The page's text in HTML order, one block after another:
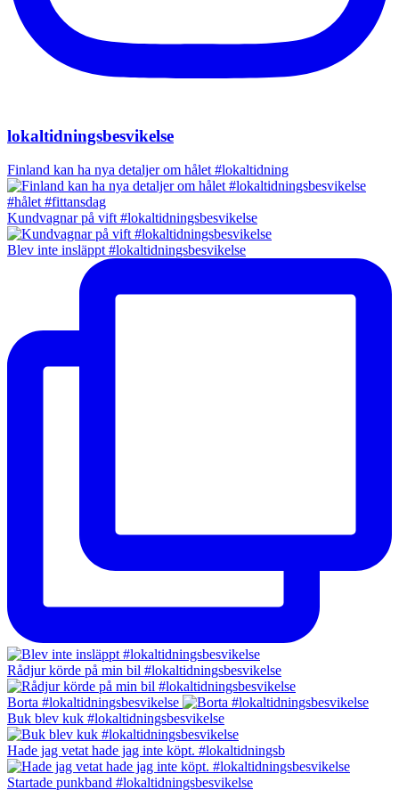
lokaltidningsbesvikelse
Finland kan ha nya detaljer om hålet #lokaltidning
Kundvagnar på vift #lokaltidningsbesvikelse
Blev inte insläppt #lokaltidningsbesvikelse
Rådjur körde på min bil #lokaltidningsbesvikelse
Borta #lokaltidningsbesvikelse
Buk blev kuk #lokaltidningsbesvikelse
Hade jag vetat hade jag inte köpt. #lokaltidningsb
Startade punkband #lokaltidningsbesvikelse